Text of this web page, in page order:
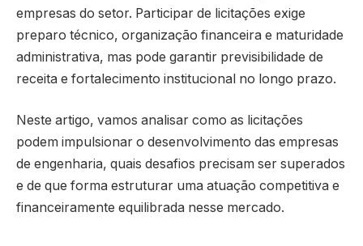
empresas do setor. Participar de licitações exige
preparo técnico, organização financeira e maturidade
administrativa, mas pode garantir previsibilidade de
receita e fortalecimento institucional no longo prazo.
Neste artigo, vamos analisar como as licitações
podem impulsionar o desenvolvimento das empresas
de engenharia, quais desafios precisam ser superados
e de que forma estruturar uma atuação competitiva e
financeiramente equilibrada nesse mercado.